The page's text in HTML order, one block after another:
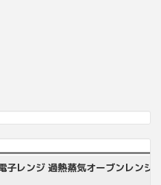
子レンジ 過熱蒸気オーブンレン